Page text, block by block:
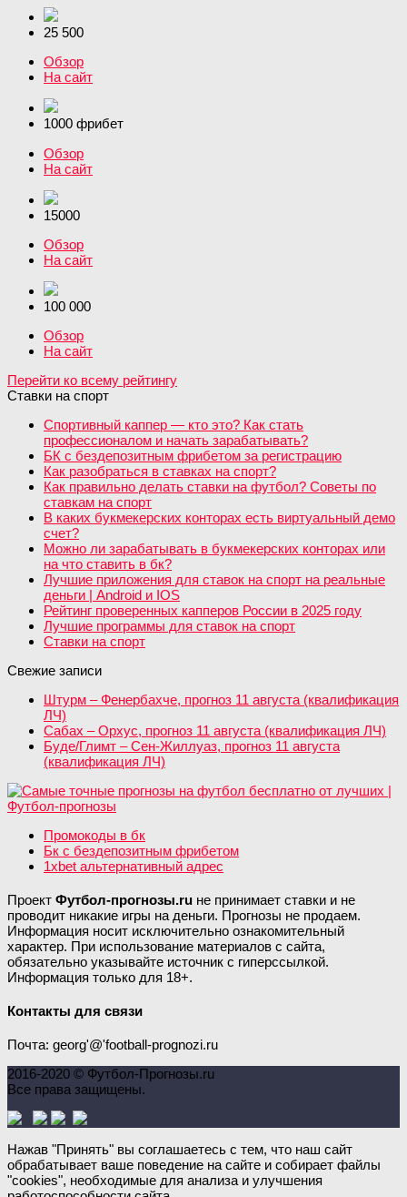
25 500
Обзор
На сайт
1000 фрибет
Обзор
На сайт
15000
Обзор
На сайт
100 000
Обзор
На сайт
Перейти ко всему рейтингу
Ставки на спорт
Спортивный каппер — кто это? Как стать
профессионалом и начать зарабатывать?
БК с бездепозитным фрибетом за регистрацию
Как разобраться в ставках на спорт?
Как правильно делать ставки на футбол? Советы по
ставкам на спорт
В каких букмекерских конторах есть виртуальный демо
счет?
Можно ли зарабатывать в букмекерских конторах или
на что ставить в бк?
Лучшие приложения для ставок на спорт на реальные
деньги | Android и IOS
Рейтинг проверенных капперов России в 2025 году
Лучшие программы для ставок на спорт
Ставки на спорт
Свежие записи
Штурм – Фенербахче, прогноз 11 августа (квалификация
ЛЧ)
Сабах – Орхус, прогноз 11 августа (квалификация ЛЧ)
Буде/Глимт – Сен-Жиллуаз, прогноз 11 августа
(квалификация ЛЧ)
Промокоды в бк
Бк с бездепозитным фрибетом
1xbet альтернативный адрес
Проект Футбол-прогнозы.ru не принимает ставки и не
проводит никакие игры на деньги. Прогнозы не продаем.
Информация носит исключительно ознакомительный
характер. При использование материалов с сайта,
обязательно указывайте источник с гиперссылкой.
Информация только для 18+.
Контакты для связи
Почта: georg'@'football-prognozi.ru
2016-2020 © Футбол-Прогнозы.ru
Все права защищены.
Нажав "Принять" вы соглашаетесь с тем, что наш сайт
обрабатывает ваше поведение на сайте и собирает файлы
"cookies", необходимые для анализа и улучшения